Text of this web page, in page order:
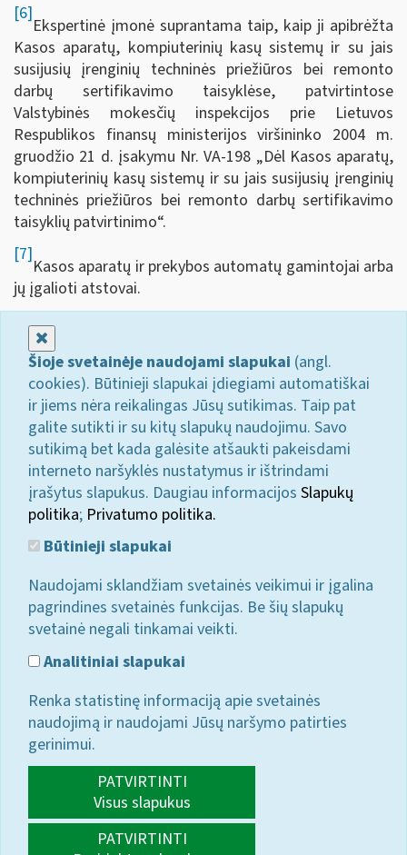
[6]
Ekspertinė įmonė suprantama taip, kaip ji apibrėžta
Kasos aparatų, kompiuterinių kasų sistemų ir su jais
susijusių įrenginių techninės priežiūros bei remonto
darbų sertifikavimo taisyklėse, patvirtintose
Valstybinės mokesčių inspekcijos prie Lietuvos
Respublikos finansų ministerijos viršininko 2004 m.
gruodžio 21 d. įsakymu Nr. VA-198 „Dėl Kasos aparatų,
kompiuterinių kasų sistemų ir su jais susijusių įrenginių
techninės priežiūros bei remonto darbų sertifikavimo
taisyklių patvirtinimo“.
[7]
Kasos aparatų ir prekybos automatų gamintojai arba
jų įgalioti atstovai.
Šioje svetainėje naudojami slapukai (angl.
cookies). Būtinieji slapukai įdiegiami automatiškai
ir jiems nėra reikalingas Jūsų sutikimas. Taip pat
galite sutikti ir su kitų slapukų naudojimu. Savo
sutikimą bet kada galėsite atšaukti pakeisdami
interneto naršyklės nustatymus ir ištrindami
įrašytus slapukus. Daugiau informacijos Slapukų
politika; Privatumo politika.
Būtinieji slapukai
Naudojami sklandžiam svetainės veikimui ir įgalina
pagrindines svetainės funkcijas. Be šių slapukų
svetainė negali tinkamai veikti.
Analitiniai slapukai
Renka statistinę informaciją apie svetainės
naudojimą ir naudojami Jūsų naršymo patirties
gerinimui.
PATVIRTINTI
Visus slapukus
PATVIRTINTI